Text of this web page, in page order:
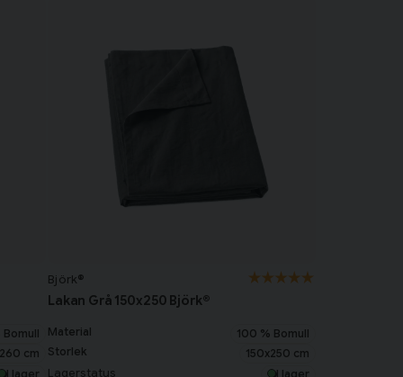
Bomull
cm
I lager
Björk®
Lakan Grå 150x250 Björk®
Material
100 % Bomull
Storlek
150x250 cm
Lagerstatus I lager